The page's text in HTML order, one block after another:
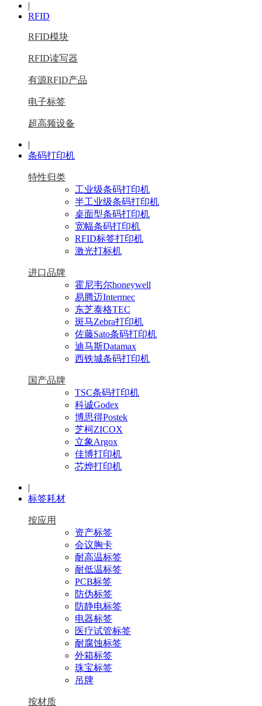
|
RFID
RFID模块
RFID读写器
有源RFID产品
电子标签
超高频设备
|
条码打印机
特性归类
工业级条码打印机
半工业级条码打印机
桌面型条码打印机
宽幅条码打印机
RFID标签打印机
激光打标机
进口品牌
霍尼韦尔honeywell
易腾迈Intermec
东芝泰格TEC
斑马Zebra打印机
佐藤Sato条码打印机
迪马斯Datamax
西铁城条码打印机
国产品牌
TSC条码打印机
科诚Godex
博思得Postek
芝柯ZICOX
立象Argox
佳博打印机
芯烨打印机
|
标签耗材
按应用
资产标签
会议胸卡
耐高温标签
耐低温标签
PCB标签
防伪标签
防静电标签
电器标签
医疗试管标签
耐腐蚀标签
外箱标签
珠宝标签
吊牌
按材质